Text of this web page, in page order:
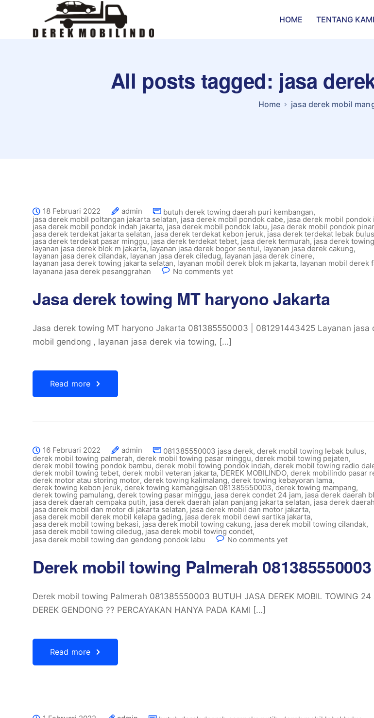
HOME TENTANG KAMI
All posts tagged: jasa
Home jasa derek mobil
18 Februari 2022 admin butuh derek towing daerah puri kembangan,
jasa derek mobil poltangan jakarta selatan, jasa derek mobil pondok cabe, jasa derek mobil pondok
jasa derek mobil pondok indah jakarta, jasa derek mobil pondok labu, jasa derek mobil pondok
jasa derek terdekat jakarta selatan, jasa derek terdekat kebon jeruk, jasa derek terdekat lebak bulus
jasa derek terdekat pasar minggu, jasa derek terdekat tebet, jasa derek termurah, jasa derek
layanan jasa derek blok m jakarta, layanan jasa derek bogor sentul, layanan jasa derek cakung,
layanan jasa derek cilandak, layanan jasa derek ciledug, layanan jasa derek cinere,
layanan jasa derek towing jakarta selatan, layanan mobil derek blok m jakarta, layanan mobil derek
layanana jasa derek pesanggrahan
No comments yet
Jasa derek towing MT haryono Jakarta
Jasa derek towing MT haryono Jakarta 081385550003 | 081291443425 Layanan jasa
mobil gendong , layanan jasa derek via towing, […]
Read more
16 Februari 2022 admin 081385550003 jasa derek, derek mobil towing lebak bulus,
derek mobil towing palmerah, derek mobil towing pasar minggu,derek mobil towing pejaten,
derek mobil towing pondok bambu, derek mobil towing pondok indah, derek mobil towing radio
derek mobil towing tebet, derek mobil veteran jakarta,DEREK MOBILINDO, derek mobilindo pasar
derek motor atau storing motor, derek towing kalimalang, derek towing kebayoran lama,
derek towing kebon jeruk, derek towing kemanggisan 081385550003,derek towing mampang,
derek towing pamulang, derek towing pasar minggu, jasa derek condet 24 jam, jasa derek daerah
jasa derek daerah cempaka putih, jasa derek daerah jalan panjang jakarta selatan, jasa derek
jasa derek mobil dan motor di jakarta selatan, jasa derek mobil dan motor jakarta,
jasa derek mobil derek mobil kelapa gading, jasa derek mobil dewi sartika jakarta,
jasa derek mobil towing bekasi, jasa derek mobil towing cakung, jasa derek mobil towing cilandak,
jasa derek mobil towing ciledug, jasa derek mobil towing condet,
jasa derek mobil towing dan gendong pondok labu
No comments yet
Derek mobil towing Palmerah 081385550003
Derek mobil towing Palmerah 081385550003 BUTUH JASA DEREK MOBIL TOWING
DEREK GENDONG ?? PERCAYAKAN HANYA PADA KAMI […]
Read more